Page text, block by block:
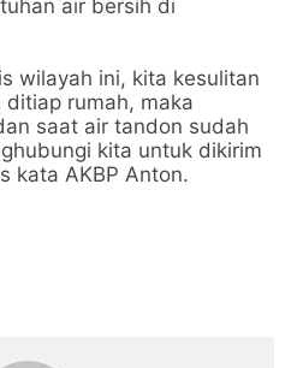
air bersih di
wilayah ini, kita kesulitan
rumah, maka
saat air tandon sudah
kita untuk dikirim
kata AKBP Anton.